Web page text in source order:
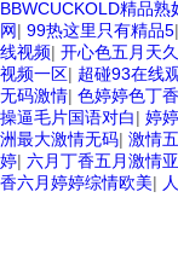
BBWCUCKOLD精品熟
网| 99热这里只有精品5|
线视频| 开心色五月天
视频一区| 超碰93在线
无码激情| 色婷婷色丁
操逼毛片国语对白| 婷
洲最大激情无码| 激情
婷| 六月丁香五月激情
香六月婷婷综情欧美|